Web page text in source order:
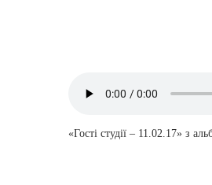
«Гості студії – 11.02.17» з